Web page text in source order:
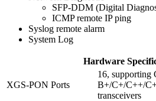
SFP-DDM (Digital
ICMP remote IP ping
Syslog remote alarm
System Log
Hardware
XGS-PON Ports
16, supporting
B+/C+/C++/
transceivers